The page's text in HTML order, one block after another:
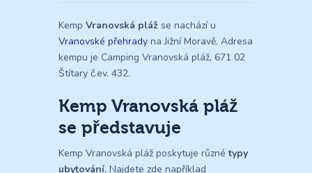
Kemp Vranovská pláž se nachází u
Vranovské přehrady na Jižní Moravě. Adresa
kempu je Camping Vranovská pláž, 671 02
Štítary č.ev. 432.
Kemp Vranovská pláž
se představuje
Kemp Vranovská pláž poskytuje různétypy
ubytování. Najdete zde například